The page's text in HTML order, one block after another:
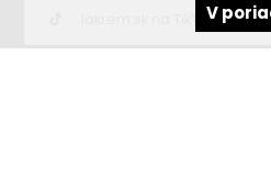
lakrem.sk na TikToku
V